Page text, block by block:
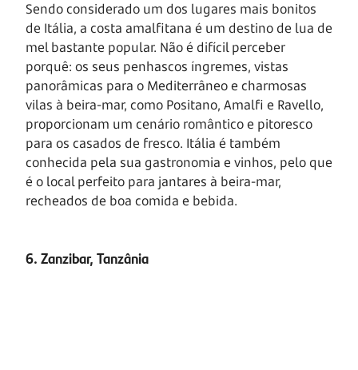
Sendo considerado um dos lugares mais bonitos
de Itália, a costa amalfitana é um destino de lua de
mel bastante popular. Não é difícil perceber
porquê: os seus penhascos íngremes, vistas
panorâmicas para o Mediterrâneo e charmosas
vilas à beira-mar, como Positano, Amalfi e Ravello,
proporcionam um cenário romântico e pitoresco
para os casados de fresco. Itália é também
conhecida pela sua gastronomia e vinhos, pelo que
é o local perfeito para jantares à beira-mar,
recheados de boa comida e bebida.
6. Zanzibar, Tanzânia